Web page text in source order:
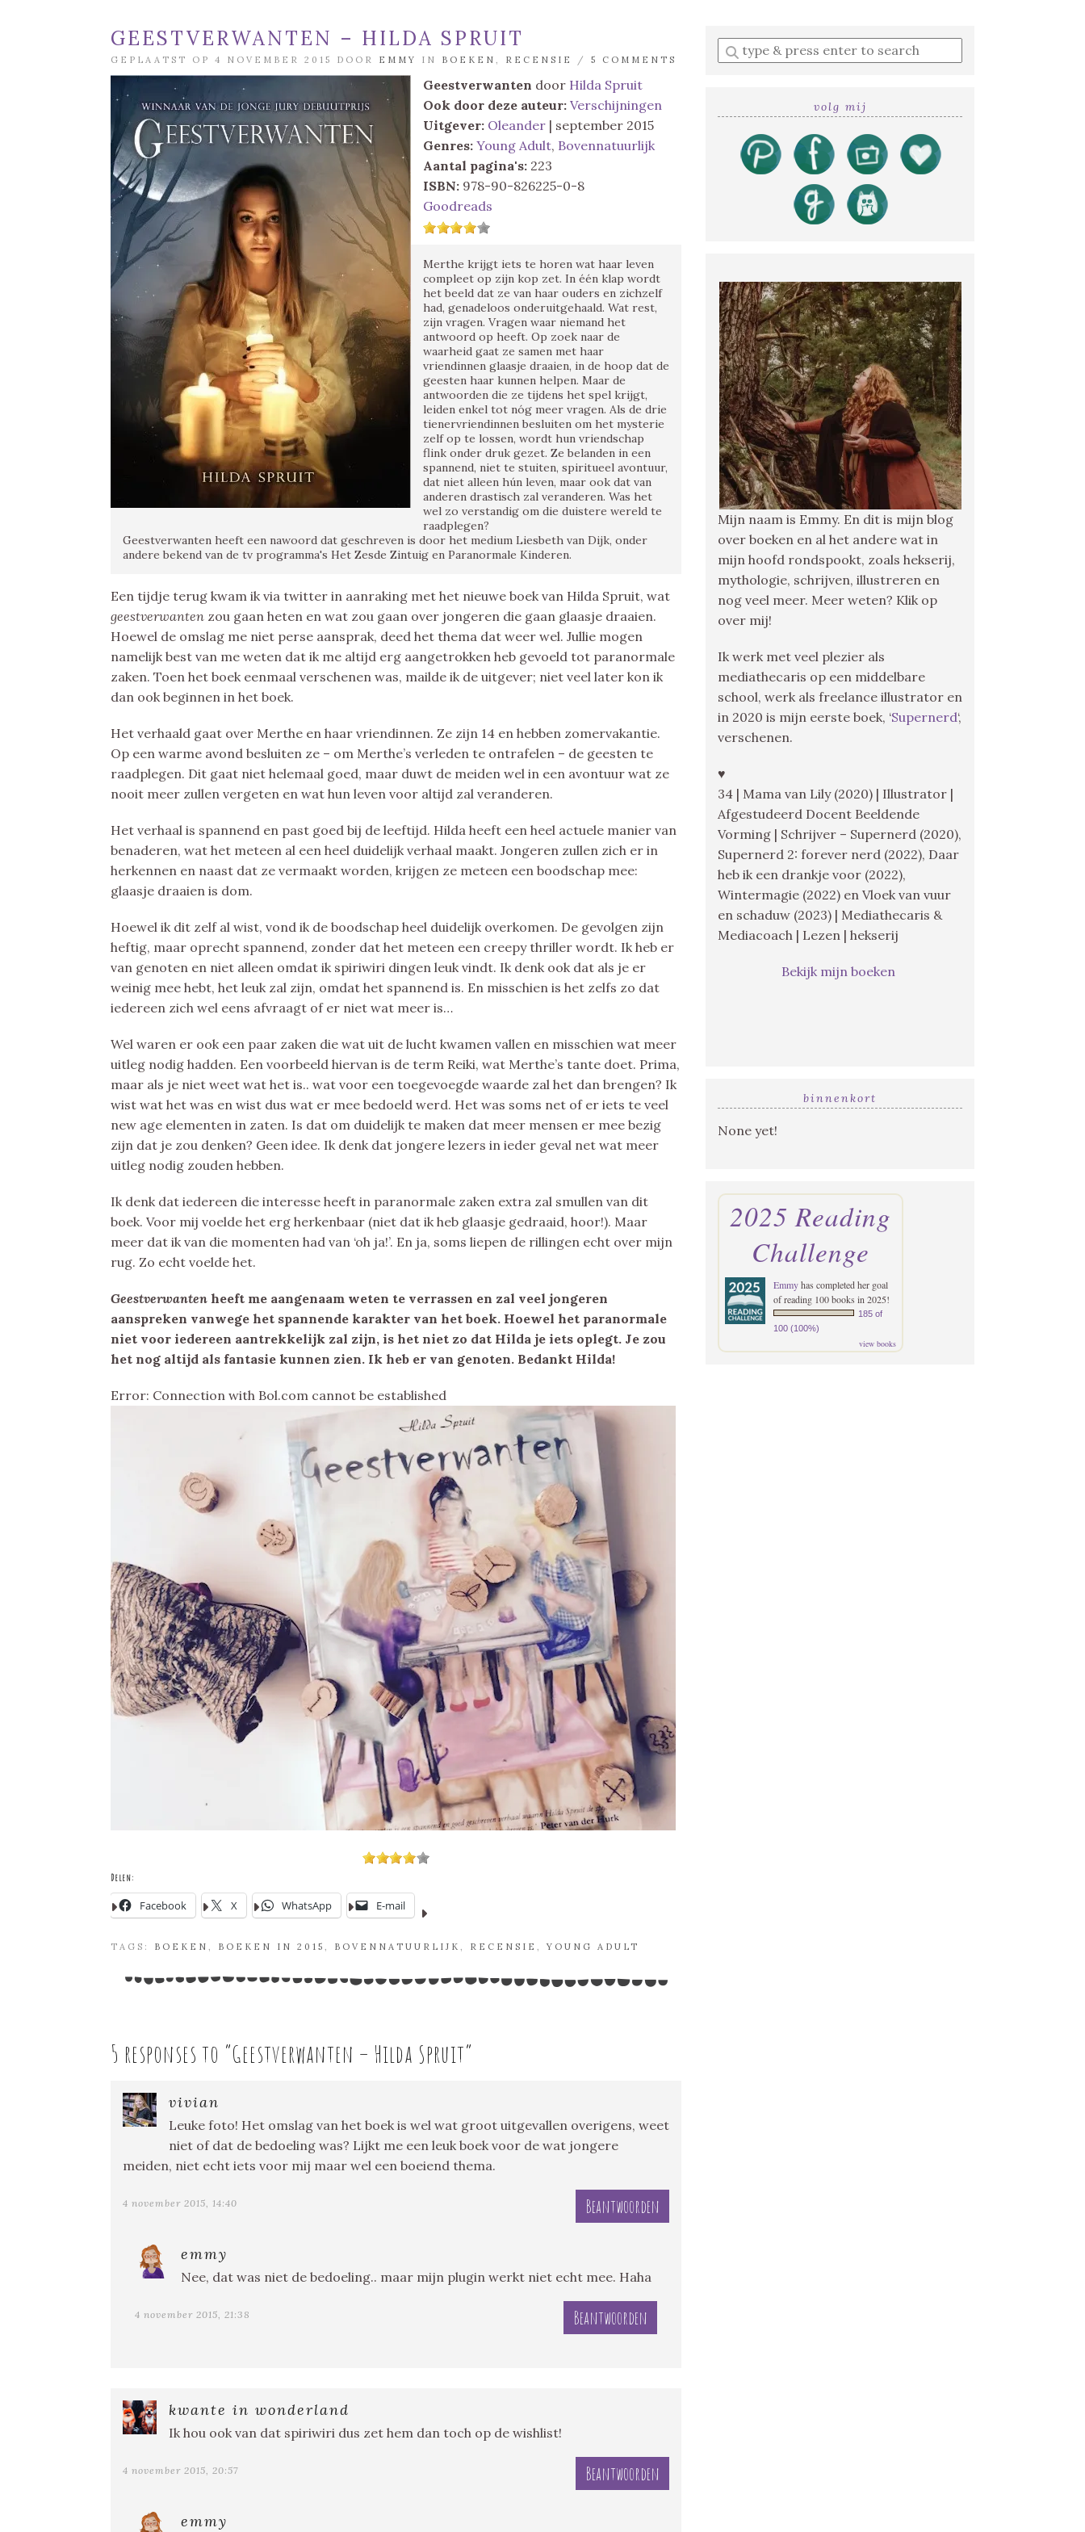
GEESTVERWANTEN – HILDA SPRUIT
GEPLAATST OP 4 NOVEMBER 2015 DOOR EMMY IN BOEKEN , RECENSIE / 5 COMMENTS
Geestverwanten door Hilda Spruit
Ook door deze auteur: Verschijningen
Uitgever: Oleander | september 2015
Genres: Young Adult, Bovennatuurlijk
Aantal pagina's: 223
ISBN: 978-90-826225-0-8
Goodreads
Merthe krijgt iets te horen wat haar leven
compleet op zijn kop zet. In één klap wordt
het beeld dat ze van haar ouders en zichzelf
had, genadeloos onderuitgehaald. Wat rest,
zijn vragen. Vragen waar niemand het
antwoord op heeft. Op zoek naar de
waarheid gaat ze samen met haar
vriendinnen glaasje draaien, in de hoop dat de
geesten haar kunnen helpen. Maar de
antwoorden die ze tijdens het spel krijgt,
leiden enkel tot nóg meer vragen. Als de drie
tienervriendinnen besluiten om het mysterie
zelf op te lossen, wordt hun vriendschap
flink onder druk gezet. Ze belanden in een
spannend, niet te stuiten, spiritueel avontuur,
dat niet alleen hún leven, maar ook dat van
anderen drastisch zal veranderen. Was het
wel zo verstandig om die duistere wereld te
raadplegen?
Geestverwanten heeft een nawoord dat geschreven is door het medium Liesbeth van Dijk, onder
andere bekend van de tv programma's Het Zesde Zintuig en Paranormale Kinderen.
Een tijdje terug kwam ik via twitter in aanraking met het nieuwe boek van Hilda Spruit, wat
geestverwanten zou gaan heten en wat zou gaan over jongeren die gaan glaasje draaien.
Hoewel de omslag me niet perse aansprak, deed het thema dat weer wel. Jullie mogen
namelijk best van me weten dat ik me altijd erg aangetrokken heb gevoeld tot paranormale
zaken. Toen het boek eenmaal verschenen was, mailde ik de uitgever; niet veel later kon ik
dan ook beginnen in het boek.
Het verhaald gaat over Merthe en haar vriendinnen. Ze zijn 14 en hebben zomervakantie.
Op een warme avond besluiten ze – om Merthe’s verleden te ontrafelen – de geesten te
raadplegen. Dit gaat niet helemaal goed, maar duwt de meiden wel in een avontuur wat ze
nooit meer zullen vergeten en wat hun leven voor altijd zal veranderen.
Het verhaal is spannend en past goed bij de leeftijd. Hilda heeft een heel actuele manier van
benaderen, wat het meteen al een heel duidelijk verhaal maakt. Jongeren zullen zich er in
herkennen en naast dat ze vermaakt worden, krijgen ze meteen een boodschap mee:
glaasje draaien is dom.
Hoewel ik dit zelf al wist, vond ik de boodschap heel duidelijk overkomen. De gevolgen zijn
heftig, maar oprecht spannend, zonder dat het meteen een creepy thriller wordt. Ik heb er
van genoten en niet alleen omdat ik spiriwiri dingen leuk vindt. Ik denk ook dat als je er
weinig mee hebt, het leuk zal zijn, omdat het spannend is. En misschien is het zelfs zo dat
iedereen zich wel eens afvraagt of er niet wat meer is…
Wel waren er ook een paar zaken die wat uit de lucht kwamen vallen en misschien wat meer
uitleg nodig hadden. Een voorbeeld hiervan is de term Reiki, wat Merthe’s tante doet. Prima,
maar als je niet weet wat het is.. wat voor een toegevoegde waarde zal het dan brengen? Ik
wist wat het was en wist dus wat er mee bedoeld werd. Het was soms net of er iets te veel
new age elementen in zaten. Is dat om duidelijk te maken dat meer mensen er mee bezig
zijn dat je zou denken? Geen idee. Ik denk dat jongere lezers in ieder geval net wat meer
uitleg nodig zouden hebben.
Ik denk dat iedereen die interesse heeft in paranormale zaken extra zal smullen van dit
boek. Voor mij voelde het erg herkenbaar (niet dat ik heb glaasje gedraaid, hoor!). Maar
meer dat ik van die momenten had van ‘oh ja!’. En ja, soms liepen de rillingen echt over mijn
rug. Zo echt voelde het.
Geestverwanten heeft me aangenaam weten te verrassen en zal veel jongeren
aanspreken vanwege het spannende karakter van het boek. Hoewel het paranormale
niet voor iedereen aantrekkelijk zal zijn, is het niet zo dat Hilda je iets oplegt. Je zou
het nog altijd als fantasie kunnen zien. Ik heb er van genoten. Bedankt Hilda!
Error: Connection with Bol.com cannot be established
Delen:
Facebook X WhatsApp E-mail
TAGS: BOEKEN , BOEKEN IN 2015 , BOVENNATUURLIJK , RECENSIE ,YOUNG ADULT
5 responses to “Geestverwanten – Hilda Spruit”
vivian
Leuke foto! Het omslag van het boek is wel wat groot uitgevallen overigens, weet
niet of dat de bedoeling was? Lijkt me een leuk boek voor de wat jongere
meiden, niet echt iets voor mij maar wel een boeiend thema.
4 november 2015, 14:40 Beantwoorden
emmy
Nee, dat was niet de bedoeling.. maar mijn plugin werkt niet echt mee. Haha
4 november 2015, 21:38 Beantwoorden
kwante in wonderland
Ik hou ook van dat spiriwiri dus zet hem dan toch op de wishlist!
4 november 2015, 20:57 Beantwoorden
emmy
Enter
a
volg mij
Mijn naam is Emmy. En dit is mijn blog
over boeken en al het andere wat in
mijn hoofd rondspookt, zoals hekserij,
mythologie, schrijven, illustreren en
nog veel meer. Meer weten? Klik op
over mij!
Ik werk met veel plezier als
mediathecaris op een middelbare
school, werk als freelance illustrator en
in 2020 is mijn eerste boek, ‘Supernerd‘,
verschenen.
♥
34 | Mama van Lily (2020) | Illustrator |
Afgestudeerd Docent Beeldende
Vorming | Schrijver – Supernerd (2020),
Supernerd 2: forever nerd (2022), Daar
heb ik een drankje voor (2022),
Wintermagie (2022) en Vloek van vuur
en schaduw (2023) | Mediathecaris &
Mediacoach | Lezen | hekserij
Bekijk mijn boeken
binnenkort
None yet!
2025 Reading
Challenge
Emmyhas completed her goal
of reading 100 books in 2025!
185 of
100 (100%)
view books